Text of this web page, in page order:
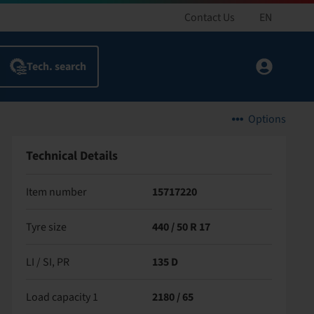
Contact Us EN
Options
Technical Details
Item number 15717220
Tyre size 440 / 50 R 17
LI / SI, PR 135 D
Load capacity 1 2180 / 65